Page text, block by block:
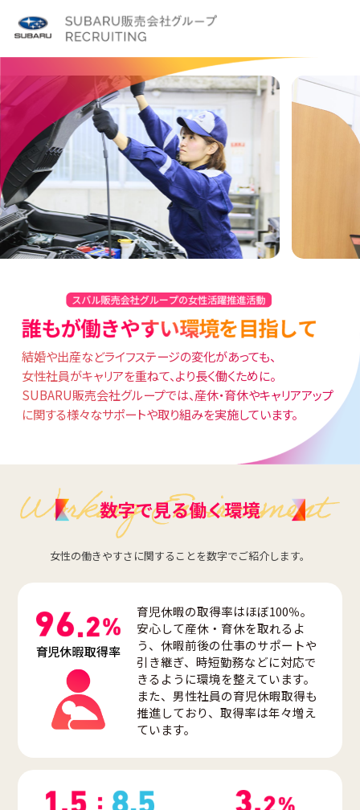
結婚や出産などライフステージの変化があっても、
女性社員がキャリアを重ねて、より長く働くために。
SUBARU販売会社グループでは、産休・育休やキャリアアップ
に関する様々なサポートや取り組みを実施しています。
女性の働きやすさに関することを数字でご紹介します。
育児休暇の取得率はほぼ100％。
安心して産休・育休を取れるよ
う、休暇前後の仕事のサポートや
引き継ぎ、時短勤務などに対応で
きるように環境を整えています。
また、男性社員の育児休暇取得も
推進しており、取得率は年々増え
ています。